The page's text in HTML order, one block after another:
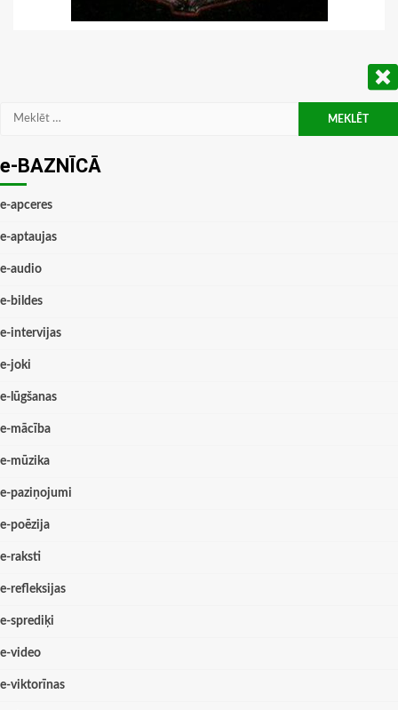
Meklēt:
e-BAZNĪCĀ
e-apceres
e-aptaujas
e-audio
e-bildes
e-intervijas
e-joki
e-lūgšanas
e-mācība
e-mūzika
e-paziņojumi
e-poēzija
e-raksti
e-refleksijas
e-sprediķi
e-video
e-viktorīnas